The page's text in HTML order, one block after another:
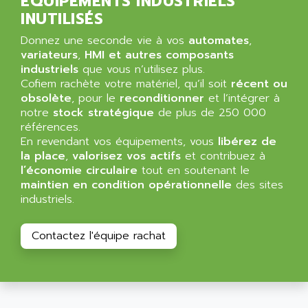
GRADIPAK
MINI MAESTRO
NT3
CYBER 4000
RPX30
SINUMERIK 820/
LOGO
SIMATIC MULTIPANEL
CL200
PWE
CL300
ALL TERMINALS
ALLEGRO MICROSYSTEMS
ALLEN
ALLEN BRADLEY
ALLEN CODIERGERATE GMBH
ALLEN CODING SYSTEMS
ALLEN SYSTEMS
ALLIANCE INSTRUMENTS
ALLIANCE MEMORY
ALLIED TELESIS
ALLIED TELESYN
ALLIED VISION
ALLISON
INUTILISÉS
Donnez une seconde vie à vos automates,
variateurs, HMI et autres composants
industriels que vous n’utilisez plus.
Cofiem rachète votre matériel, qu’il soit récent ou
obsolète, pour le reconditionner et l’intégrer à
notre stock stratégique de plus de 250 000
références.
En revendant vos équipements, vous libérez de
la place, valorisez vos actifs et contribuez à
l’économie circulaire tout en soutenant le
maintien en condition opérationnelle des sites
industriels.
Contactez l'équipe rachat